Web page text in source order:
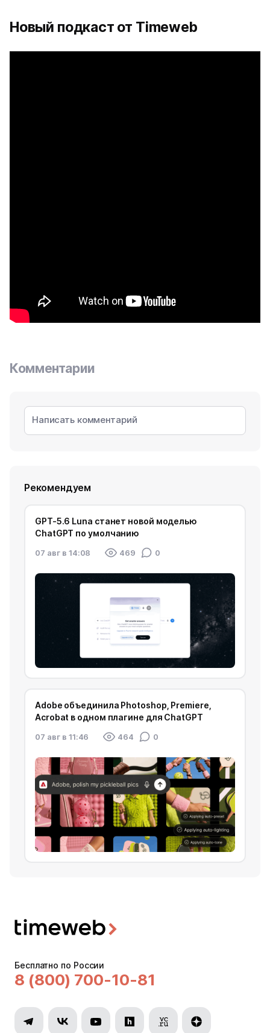
Новый подкаст от Timeweb
Комментарии
Рекомендуем
GPT-5.6 Luna станет новой моделью
ChatGPT по умолчанию
07 авг в 14:08 469 0
Adobe объединила Photoshop, Premiere,
Acrobat в одном плагине для ChatGPT
07 авг в 11:46 464 0
Бесплатно по России
8 (800) 700-10-81